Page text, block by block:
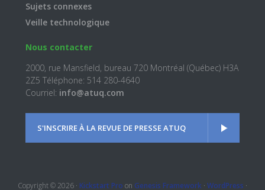
Sujets connexes
Veille technologique
Nous contacter
2000, rue Mansfield, bureau 720 Montréal (Québec) H3A
2Z5 Téléphone: 514 280-4640
Courriel: info@atuq.com
S'INSCRIRE À LA REVUE DE PRESSE ATUQ
Copyright © 2026 · Kickstart Pro on Genesis Framework · WordPress ·